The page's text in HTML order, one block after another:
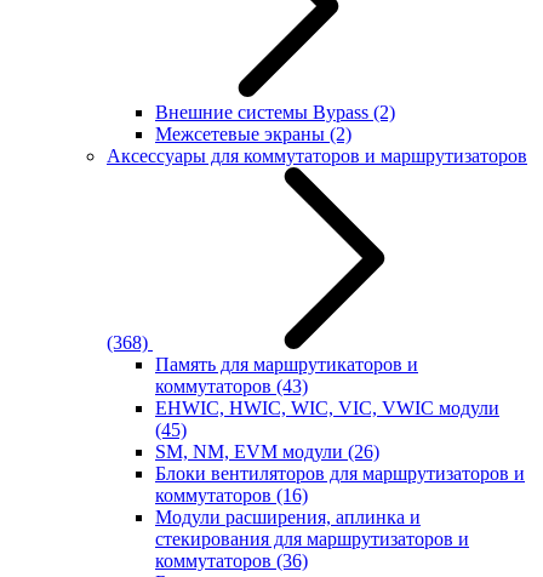
Внешние системы Bypass (2)
Межсетевые экраны (2)
Аксессуары для коммутаторов и маршрутизаторов
(368)
Память для маршрутикаторов и
коммутаторов (43)
EHWIC, HWIC, WIC, VIC, VWIC модули
(45)
SM, NM, EVM модули (26)
Блоки вентиляторов для маршрутизаторов и
коммутаторов (16)
Модули расширения, аплинка и
стекирования для маршрутизаторов и
коммутаторов (36)